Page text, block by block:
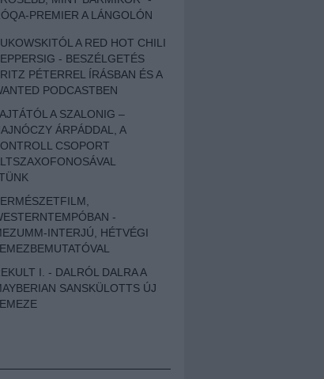
PREMIER A LÁNGOLÓN
A RED HOT CHILI
- BESZÉLGETÉS
PÉTERREL ÍRÁSBAN ÉS A
PODCASTBEN
A SZALONIG –
ÁRPÁDDAL, A
CSOPORT
-
INTERJÚ, HÉTVÉGI
I. - DALRÓL DALRA A
SANSKÜLOTTS ÚJ